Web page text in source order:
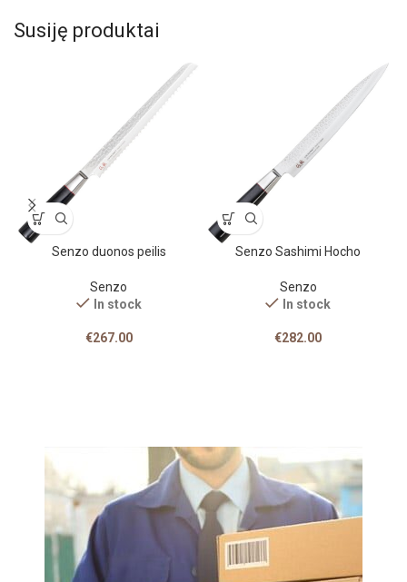
Susiję produktai
Senzo duonos peilis
Senzo
In stock
€267.00
Senzo Sashimi Hocho
Senzo
In stock
€282.00